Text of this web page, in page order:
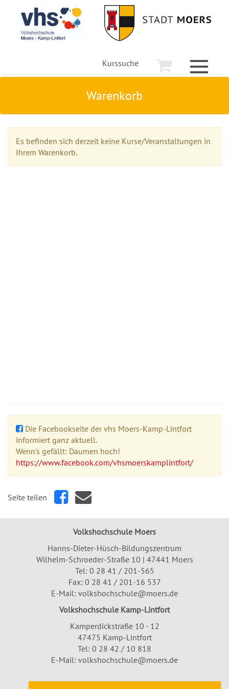
Kurssuche
Toggle
Warenkorb
Es befinden sich derzeit keine Kurse/Veranstaltungen in
Ihrem Warenkorb.
Die Facebookseite der vhs Moers-Kamp-Lintfort
informiert ganz aktuell.
Wenn's gefällt: Daumen hoch!
https://www.facebook.com/vhsmoerskamplintfort/
Seite teilen
Volkshochschule Moers
Hanns-Dieter-Hüsch-Bildungszentrum
Wilhelm-Schroeder-Straße 10 | 47441 Moers
Tel: 0 28 41 / 201-565
Fax: 0 28 41 / 201-16 537
E-Mail: volkshochschule@moers.de
Volkshochschule Kamp-Lintfort
Kamperdickstraße 10 - 12
47475 Kamp-Lintfort
Tel: 0 28 42 / 10 818
E-Mail: volkshochschule@moers.de